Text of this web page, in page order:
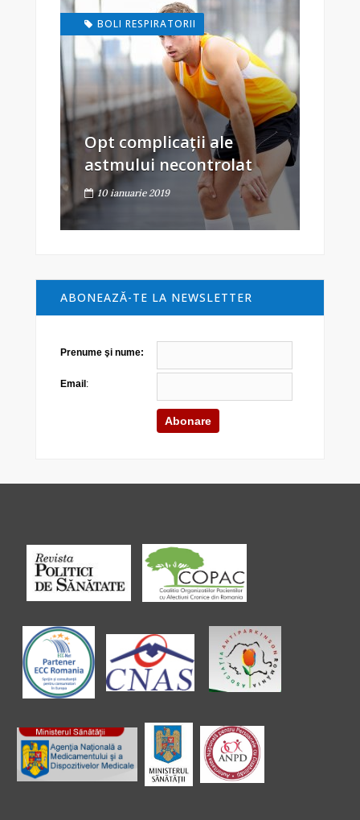
BOLI RESPIRATORII
Opt complicații ale
astmului necontrolat
10 ianuarie 2019
ABONEAZĂ-TE LA NEWSLETTER
Prenume şi nume:
Email :